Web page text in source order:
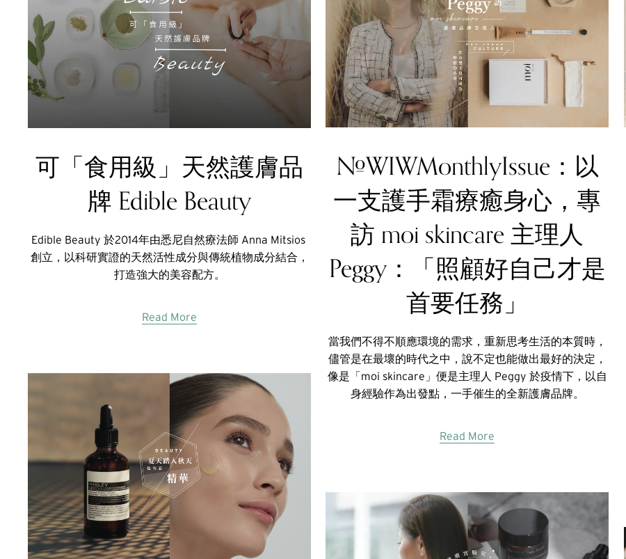
可「食用級」天然護膚品
牌 Edible Beauty
Edible Beauty 於2014年由悉尼自然療法師 Anna Mitsios
創立，以科研實證的天然活性成分與傳統植物成分結合，
打造強大的美容配方。
Read More
#WIWMonthlyIssue：以
一支護手霜療癒身心，專
訪 moi skincare 主理人
Peggy：「照顧好自己才是
首要任務」
當我們不得不順應環境的需求，重新思考生活的本質時，
儘管是在最壞的時代之中，說不定也能做出最好的決定，
像是「moi skincare」便是主理人 Peggy 於疫情下，以自
身經驗作為出發點，一手催生的全新護膚品牌。
Read More